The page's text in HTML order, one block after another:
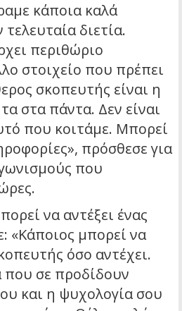
κάποια καλά
διετία.
περιθώριο
στοιχείο που πρέπει
σκοπευτής είναι η
στα πάντα. Δεν είναι
που κοιτάμε. Μπορεί
πρόσθεσε για
που
να αντέξει ένας
«Κάποιος μπορεί να
όσο αντέχει.
που σε προδίδουν
και η ψυχολογία σου